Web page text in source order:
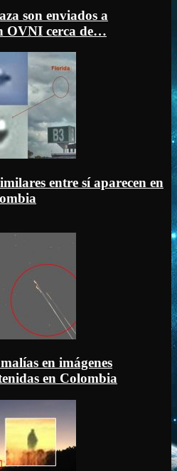
son enviados a
OVNI cerca de…
entre sí aparecen en
en imágenes
en Colombia